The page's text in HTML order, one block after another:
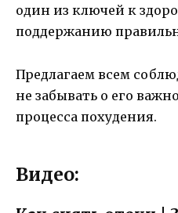
один из ключей к
поддержанию
Предлагаем всем
не забывать о его
процесса похудения.
Видео: